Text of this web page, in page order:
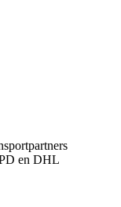
en DHL